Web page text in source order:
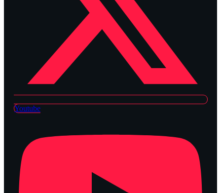
Youtube